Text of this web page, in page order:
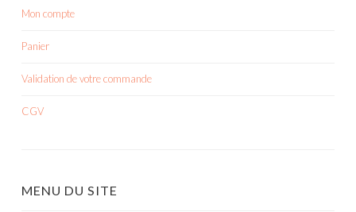
Mon compte
Panier
Validation de votre commande
CGV
MENU DU SITE